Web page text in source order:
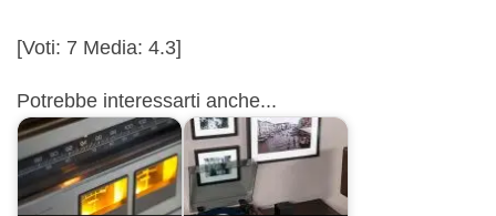
[Voti: 7 Media: 4.3]
Potrebbe interessarti anche...